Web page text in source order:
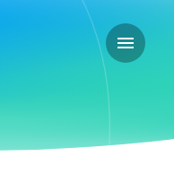
Open